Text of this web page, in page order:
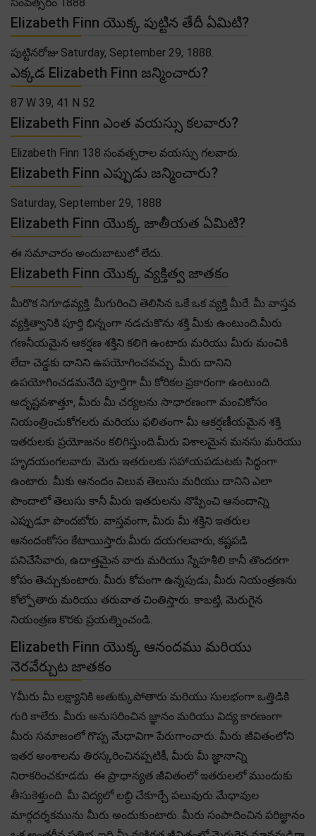
Elizabeth Finn యొక్క పుట్టిన తేదీ ఏమిటి?
పుట్టినరోజు Saturday, September 29, 1888.
ఎక్కడ Elizabeth Finn జన్మించారు?
87 W 39, 41 N 52
Elizabeth Finn ఎంత వయస్సు కలవారు?
Elizabeth Finn 138 సంవత్సరాల వయస్సు గలవారు.
Elizabeth Finn ఎప్పుడు జన్మించారు?
Saturday, September 29, 1888
Elizabeth Finn యొక్క జాతీయత ఏమిటి?
ఈ సమాచారం అందుబాటులో లేదు.
Elizabeth Finn యొక్క వ్యక్తిత్వ జాతకం
మీరొక నిగూఢవ్యక్తి. మీగురించి తెలిసిన ఒకే ఒక వ్యక్తి మీరే. మీ వాస్తవ
వ్యక్తిత్వానికి పూర్తి భిన్నంగా నడచుకొను శక్తి మీకు ఉంటుంది.మీరు
గణనీయమైన ఆకర్షణ శక్తిని కలిగి ఉంటారు మరియు మీరు మంచికి
లేదా చెడ్డకు దానిని ఉపయోగించవచ్చు. మీరు దానిని
ఉపయోగించడమనేది పూర్తిగా మీ కోరికల ప్రకారంగా ఉంటుంది.
అదృష్టవశాత్తూ, మీరు మీ చర్యలను సాధారణంగా మంచికోసం
నియంత్రించుకోగలరు మరియు ఫలితంగా మీ ఆకర్షణీయమైన శక్తి
ఇతరులకు ప్రయోజనం కలిగిస్తుంది.మీరు విశాలమైన మనసు మరియు
హృదయంగలవారు. మెరు ఇతరులకు సహాయపడుటకు సిద్ధంగా
ఉంటారు. మీకు ఆనందం విలువ తెలుసు మరియు దానిని ఎలా
పొందాలో తెలుసు కానీ మీరు ఇతరులను నొప్పించి ఆనందాన్ని
ఎప్పుడూ పొందబోరు. వాస్తవంగా, మీరు మీ శక్తిని ఇతరుల
ఆనందంకోసం కేటాయిస్తారు.మీరు దయగలవారు, కష్టపడి
పనిచేసేవారు, ఉదాత్తమైన వారు మరియు స్నేహశీలి కానీ తొందరగా
కోపం తెచ్చుకుంటారు. మీరు కోపంగా ఉన్నపుడు, మీరు నియంత్రణను
కోల్పోతారు మరియు తరువాత చింతిస్తారు. కాబట్తి, మెరుగైన
నియంత్రణ కొరకు ప్రయత్నించండి.
Elizabeth Finn యొక్క ఆనందము మరియు
నెరవేర్చుట జాతకం
Yమీరు మీ లక్ష్యానికి అతుక్కుపోతారు మరియు సులభంగా ఒత్తిడికి
గురి కాలేరు. మీరు అనుసరించిన జ్ఞానం మరియు విద్య కారణంగా
మీరు సమాజంలో గొప్ప మేధావిగా పేరుగాంచారు. మీరు జీవితంలోని
ఇతర అంశాలను తిరస్కరించినప్పటికీ, మీరు మీ జ్ఞానాన్ని
నిరాకరించకూడదు. ఈ ప్రాధాన్యత జీవితంలో ఇతరులలో ముందుకు
తీసుకెళ్తుంది. మీ విద్యలో లబ్ది చేకూర్చే పలువురు మేధావుల
మార్గదర్శకమును మీరు అందుకుంటారు. మీరు సంపాదించిన పరిజ్ఞానం